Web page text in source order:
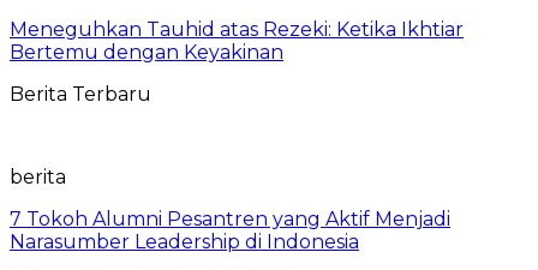
Meneguhkan Tauhid atas Rezeki: Ketika Ikhtiar
Bertemu dengan Keyakinan
Berita Terbaru
berita
7 Tokoh Alumni Pesantren yang Aktif Menjadi
Narasumber Leadership di Indonesia